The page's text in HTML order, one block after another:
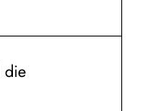
die